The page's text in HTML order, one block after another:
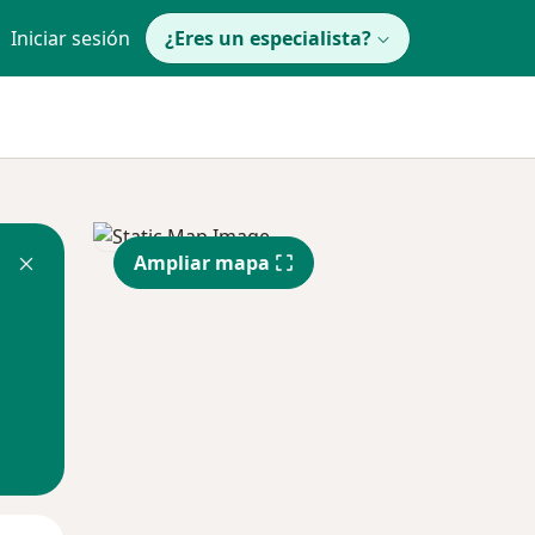
Iniciar sesión ¿Eres un especialista?
Ampliar mapa